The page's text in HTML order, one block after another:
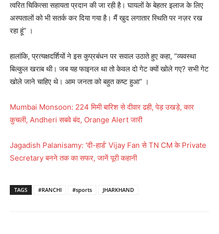
त्वरित चिकित्सा सहायता प्रदान की जा रही है। घायलों के बेहतर इलाज के लिए
अस्पतालों को भी सतर्क कर दिया गया है। मैं खुद लगातार स्थिति पर नज़र रख
रहा हूं” ।
हालांकि, प्रत्यक्षदर्शियों ने इस कुप्रबंधन पर सवाल उठाते हुए कहा, “व्यवस्था
बिल्कुल खराब थी। जब यह फाइनल था तो केवल दो गेट क्यों खोले गए? सभी गेट
खोले जाने चाहिए थे। आम जनता को बहुत कष्ट हुआ” ।
Mumbai Monsoon: 224 मिमी बारिश से दीवार ढही, पेड़ उखड़े, कार
कुचली, Andheri सबवे बंद, Orange Alert जारी
Jagadish Palanisamy: ‘दी-हार्ड’ Vijay Fan से TN CM के Private
Secretary बनने तक का सफर, जानें पूरी कहानी
TAGS #RANCHI #sports JHARKHAND